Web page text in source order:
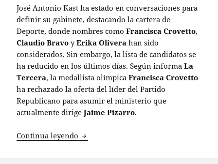
José Antonio Kast ha estado en conversaciones para
definir su gabinete, destacando la cartera de
Deporte, donde nombres comoFrancisca Crovetto,
Claudio Bravo yErika Olivera han sido
considerados. Sin embargo, la lista de candidatos se
ha reducido en los últimos días. Según informaLa
Tercera, la medallista olímpicaFrancisca Crovetto
ha rechazado la oferta del líder del Partido
Republicano para asumir el ministerio que
actualmente dirigeJaime Pizarro.
Continua leyendo Francisca Crovetto rechaza oferta de